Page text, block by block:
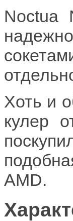
Noctua
Хоть и
кулер
AMD.